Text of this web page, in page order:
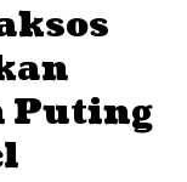
Puting